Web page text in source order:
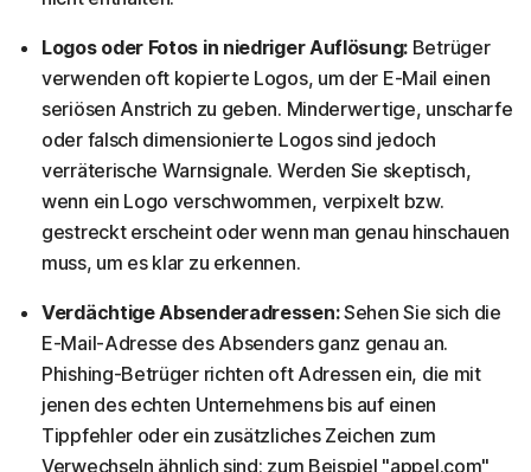
Logos oder Fotos in niedriger Auflösung: Betrüger
verwenden oft kopierte Logos, um der E-Mail einen
seriösen Anstrich zu geben. Minderwertige, unscharfe
oder falsch dimensionierte Logos sind jedoch
verräterische Warnsignale. Werden Sie skeptisch,
wenn ein Logo verschwommen, verpixelt bzw.
gestreckt erscheint oder wenn man genau hinschauen
muss, um es klar zu erkennen.
Verdächtige Absenderadressen:Sehen Sie sich die
E-Mail-Adresse des Absenders ganz genau an.
Phishing-Betrüger richten oft Adressen ein, die mit
jenen des echten Unternehmens bis auf einen
Tippfehler oder ein zusätzliches Zeichen zum
Verwechseln ähnlich sind: zum Beispiel "appel.com"